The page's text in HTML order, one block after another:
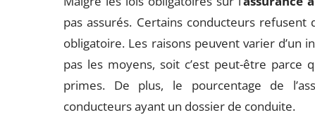
pas assurés. Certains conducteurs
obligatoire. Les raisons peuvent varier d’un
pas les moyens, soit c’est peut-être parce
primes. De plus, le pourcentage de
conducteurs ayant un dossier de conduite.